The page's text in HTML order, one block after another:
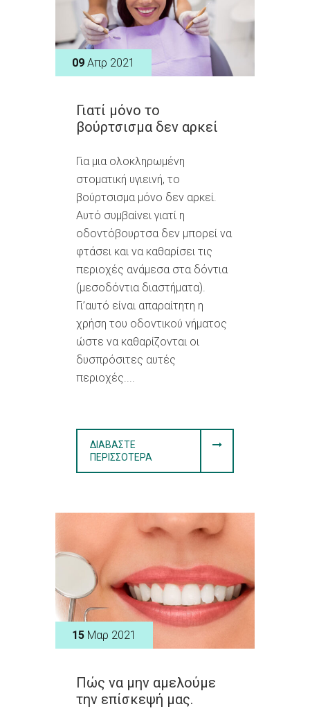
09 Απρ 2021
Γιατί μόνο το
βούρτσισμα δεν αρκεί
Για μια ολοκληρωμένη
στοματική υγιεινή, το
βούρτσισμα μόνο δεν αρκεί.
Αυτό συμβαίνει γιατί η
οδοντόβουρτσα δεν μπορεί να
φτάσει και να καθαρίσει τις
περιοχές ανάμεσα στα δόντια
(μεσοδόντια διαστήματα).
Γι’αυτό είναι απαραίτητη η
χρήση του οδοντικού νήματος
ώστε να καθαρίζονται οι
δυσπρόσιτες αυτές
περιοχές....
ΔΙΑΒΆΣΤΕ
ΠΕΡΙΣΣΌΤΕΡΑ
15 Μαρ 2021
Πώς να μην αμελούμε
την επίσκεψή μας.